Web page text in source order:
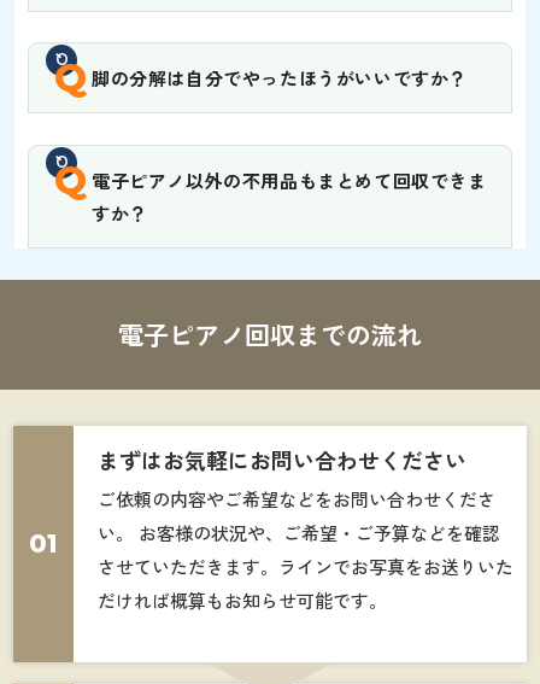
Q 脚の分解は自分でやったほうがいいですか？
Q 電子ピアノ以外の不用品もまとめて回収できま
すか？
電子ピアノ回収までの流れ
01
まずはお気軽にお問い合わせください
ご依頼の内容やご希望などをお問い合わせくださ
い。 お客様の状況や、ご希望・ご予算などを確認
させていただきます。ラインでお写真をお送りいた
だければ概算もお知らせ可能です。